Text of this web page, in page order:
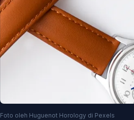
Foto oleh Huguenot Horology di Pexels